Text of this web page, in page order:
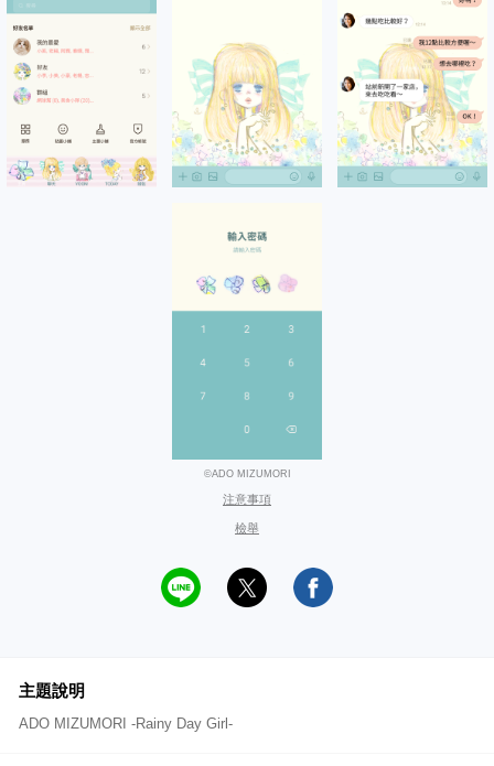
©ADO MIZUMORI
注意事項
檢舉
主題說明
ADO MIZUMORI -Rainy Day Girl-